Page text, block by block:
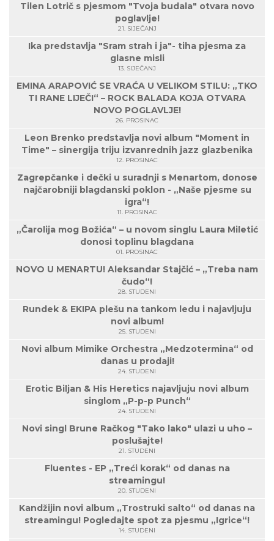
Tilen Lotrič s pjesmom "Tvoja budala" otvara novo
poglavlje!
21. SIJEČANJ
Ika predstavlja "Sram strah i ja"- tiha pjesma za
glasne misli
13. SIJEČANJ
EMINA ARAPOVIĆ SE VRAĆA U VELIKOM STILU: „TKO
TI RANE LIJEČI“ – ROCK BALADA KOJA OTVARA
NOVO POGLAVLJE!
26. PROSINAC
Leon Brenko predstavlja novi album "Moment in
Time" – sinergija triju izvanrednih jazz glazbenika
12. PROSINAC
Zagrepčanke i dečki u suradnji s Menartom, donose
najčarobniji blagdanski poklon - „Naše pjesme su
igra“!
11. PROSINAC
„Čarolija mog Božića“ – u novom singlu Laura Miletić
donosi toplinu blagdana
01. PROSINAC
NOVO U MENARTU! Aleksandar Stajčić – „Treba nam
čudo“!
28. STUDENI
Rundek & EKIPA plešu na tankom ledu i najavljuju
novi album!
25. STUDENI
Novi album Mimike Orchestra „Medzotermina“ od
danas u prodaji!
24. STUDENI
Erotic Biljan & His Heretics najavljuju novi album
singlom „P-p-p Punch“
24. STUDENI
Novi singl Brune Račkog "Tako lako" ulazi u uho –
poslušajte!
21. STUDENI
Fluentes - EP „Treći korak“ od danas na
streamingu!
20. STUDENI
Kandžijin novi album „Trostruki salto“ od danas na
streamingu! Pogledajte spot za pjesmu „Igrice“!
14. STUDENI